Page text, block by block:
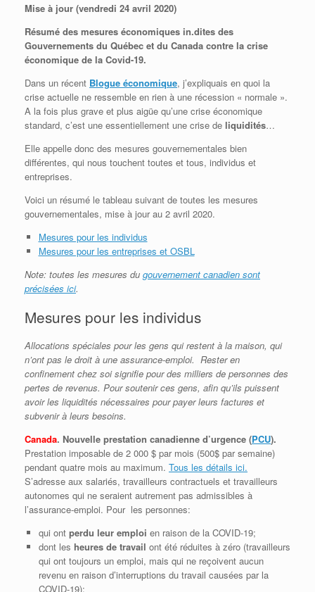
Mise à jour (vendredi 24 avril 2020)
Résumé des mesures économiques in.dites des
Gouvernements du Québec et du Canada contre la crise
économique de la Covid-19.
Dans un récent Blogue économique, j’expliquais en quoi la
crise actuelle ne ressemble en rien à une récession « normale ».
A la fois plus grave et plus aigüe qu’une crise économique
standard, c’est une essentiellement une crise de liquidités…
Elle appelle donc des mesures gouvernementales bien
différentes, qui nous touchent toutes et tous, individus et
entreprises.
Voici un résumé le tableau suivant de toutes les mesures
gouvernementales, mise à jour au 2 avril 2020.
Mesures pour les individus
Mesures pour les entreprises et OSBL
Note: toutes les mesures du gouvernement canadien sont
précisées ici.
Mesures pour les individus
Allocations spéciales pour les gens qui restent à la maison, qui
n’ont pas le droit à une assurance-emploi. Rester en
confinement chez soi signifie pour des milliers de personnes des
pertes de revenus. Pour soutenir ces gens, afin qu’ils puissent
avoir les liquidités nécessaires pour payer leurs factures et
subvenir à leurs besoins.
Canada. Nouvelle prestation canadienne d’urgence (PCU).
Prestation imposable de 2 000 $ par mois (500$ par semaine)
pendant quatre mois au maximum. Tous les détails ici.
S’adresse aux salariés, travailleurs contractuels et travailleurs
autonomes qui ne seraient autrement pas admissibles à
l’assurance-emploi. Pour les personnes:
qui ont perdu leur emploi en raison de la COVID-19;
dont les heures de travail ont été réduites à zéro (travailleurs
qui ont toujours un emploi, mais qui ne reçoivent aucun
revenu en raison d’interruptions du travail causées par la
COVID-19);